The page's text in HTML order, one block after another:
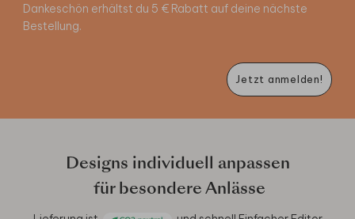
Dankeschön erhältst du 5 € Rabatt auf deine nächste
Bestellung.
Jetzt anmelden!
Designs individuell anpassen
für besondere Anlässe